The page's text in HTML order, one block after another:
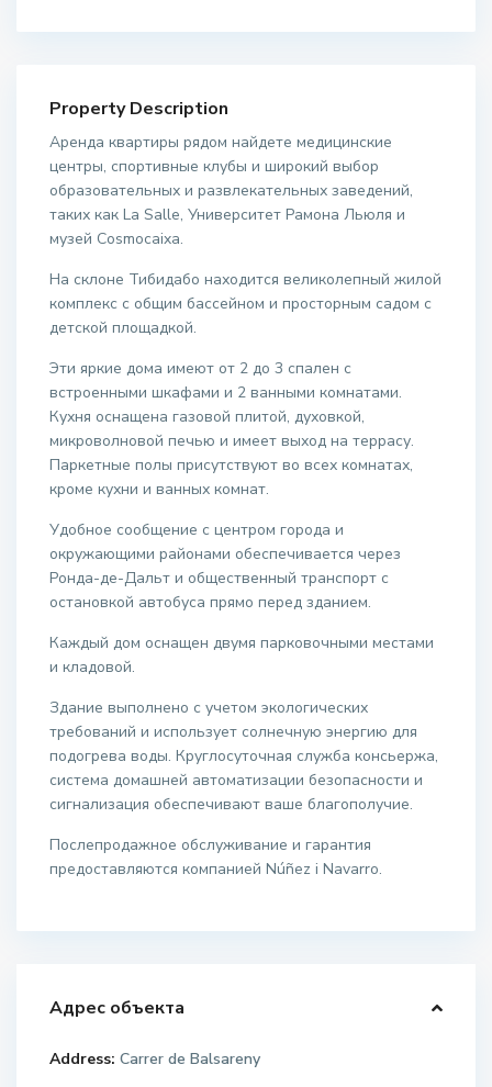
Property Description
Аренда квартиры рядом найдете медицинские
центры, спортивные клубы и широкий выбор
образовательных и развлекательных заведений,
таких как La Salle, Университет Рамона Льюля и
музей Cosmocaixa.
На склоне Тибидабо находится великолепный жилой
комплекс с общим бассейном и просторным садом с
детской площадкой.
Эти яркие дома имеют от 2 до 3 спален с
встроенными шкафами и 2 ванными комнатами.
Кухня оснащена газовой плитой, духовкой,
микроволновой печью и имеет выход на террасу.
Паркетные полы присутствуют во всех комнатах,
кроме кухни и ванных комнат.
Удобное сообщение с центром города и
окружающими районами обеспечивается через
Ронда-де-Дальт и общественный транспорт с
остановкой автобуса прямо перед зданием.
Каждый дом оснащен двумя парковочными местами
и кладовой.
Здание выполнено с учетом экологических
требований и использует солнечную энергию для
подогрева воды. Круглосуточная служба консьержа,
система домашней автоматизации безопасности и
сигнализация обеспечивают ваше благополучие.
Послепродажное обслуживание и гарантия
предоставляются компанией Núñez i Navarro.
Адрес объекта
Address: Carrer de Balsareny